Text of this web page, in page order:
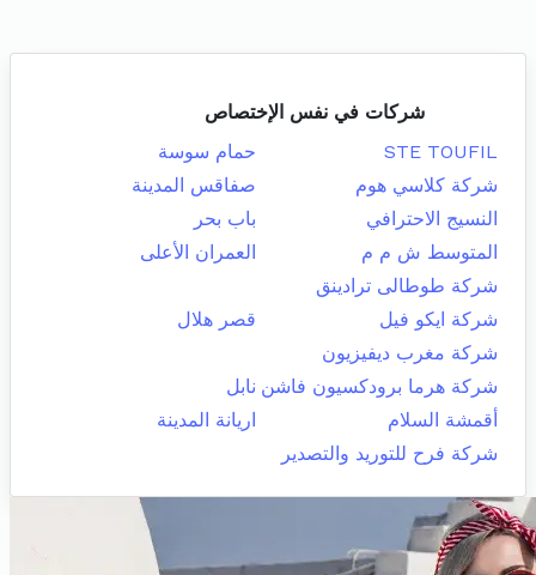
شركات في نفس الإختصاص
STE TOUFIL
حمام سوسة
شركة كلاسي هوم
صفاقس المدينة
النسيج الاحترافي
باب بحر
المتوسط ش م م
العمران الأعلى
شركة طوطالى ترادينق
شركة ايكو فيل
قصر هلال
شركة مغرب ديفيزيون
شركة هرما برودكسيون فاشن نابل
أقمشة السلام
اريانة المدينة
شركة فرح للتوريد والتصدير